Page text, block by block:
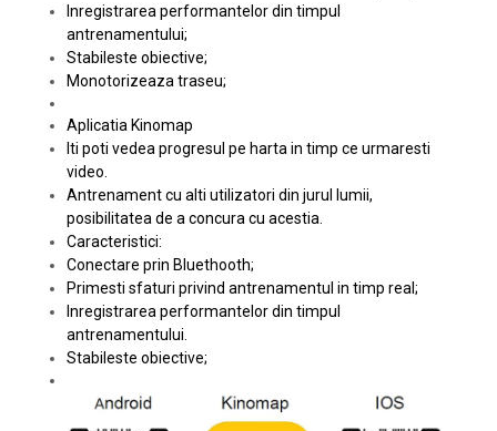
Inregistrarea performantelor din timpul
antrenamentului;
Stabileste obiective;
Monotorizeaza traseu;
Aplicatia Kinomap
Iti poti vedea progresul pe harta in timp ce urmaresti
video.
Antrenament cu alti utilizatori din jurul lumii,
posibilitatea de a concura cu acestia.
Caracteristici:
Conectare prin Bluethooth;
Primesti sfaturi privind antrenamentul in timp real;
Inregistrarea performantelor din timpul
antrenamentului.
Stabileste obiective;